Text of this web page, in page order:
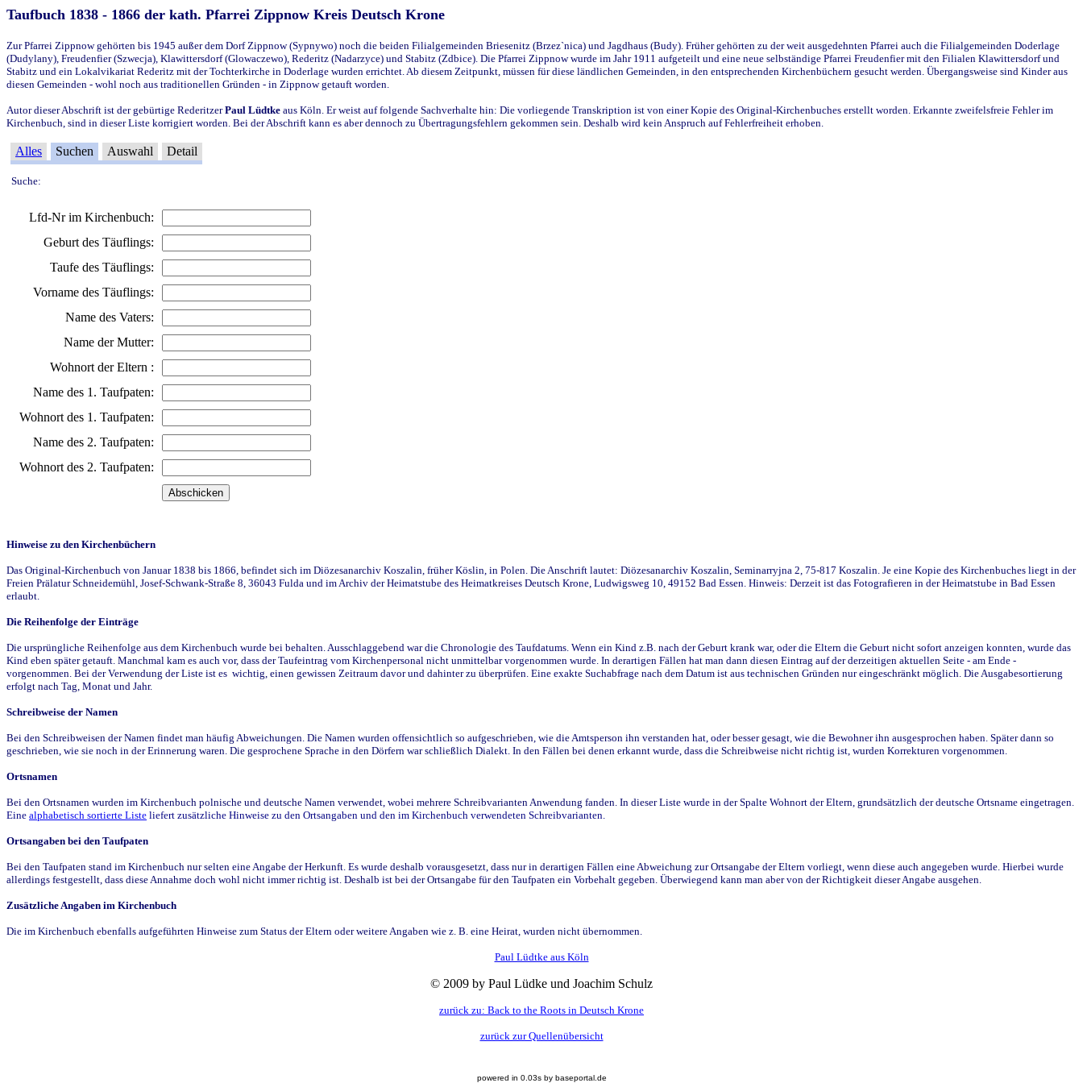
Taufbuch 1838 - 1866 der kath. Pfarrei Zippnow Kreis Deutsch Krone
Zur Pfarrei Zippnow gehörten bis 1945 außer dem Dorf Zippnow (Sypnywo) noch die beiden Filialgemeinden Briesenitz (Brzez`nica) und Jagdhaus (Budy). Früher gehörten zu der weit ausgedehnten Pfarrei auch die Filialgemeinden Doderlage
(Dudylany), Freudenfier (Szwecja), Klawittersdorf (Glowaczewo), Rederitz (Nadarzyce) und Stabitz (Zdbice). Die Pfarrei Zippnow wurde im Jahr 1911 aufgeteilt und eine neue selbständige Pfarrei Freudenfier mit den Filialen Klawittersdorf und
Stabitz und ein Lokalvikariat Rederitz mit der Tochterkirche in Doderlage wurden errichtet. Ab diesem Zeitpunkt, müssen für diese ländlichen Gemeinden, in den entsprechenden Kirchenbüchern gesucht werden. Übergangsweise sind Kinder aus
diesen Gemeinden - wohl noch aus traditionellen Gründen - in Zippnow getauft worden.
Autor dieser Abschrift ist der gebürtige RederitzerPaul Lüdtke aus Köln. Er weist auf folgende Sachverhalte hin: Die vorliegende Transkription ist von einer Kopie des Original-Kirchenbuches erstellt worden. Erkannte zweifelsfreie Fehler im
Kirchenbuch, sind in dieser Liste korrigiert worden. Bei der Abschrift kann es aber dennoch zu Übertragungsfehlern gekommen sein. Deshalb wird kein Anspruch auf Fehlerfreiheit erhoben.
Alles Suchen Auswahl Detail
Suche:
Lfd-Nr im Kirchenbuch:
Geburt des Täuflings:
Taufe des Täuflings:
Vorname des Täuflings:
Name des Vaters:
Name der Mutter:
Wohnort der Eltern :
Name des 1. Taufpaten:
Wohnort des 1. Taufpaten:
Name des 2. Taufpaten:
Wohnort des 2. Taufpaten:
Hinweise zu den Kirchenbüchern
Das Original-Kirchenbuch von Januar 1838 bis 1866, befindet sich im Diözesanarchiv Koszalin, früher Köslin, in Polen. Die Anschrift lautet: Diözesanarchiv Koszalin, Seminarryjna 2, 75-817 Koszalin. Je eine Kopie des Kirchenbuches liegt in der
Freien Prälatur Schneidemühl, Josef-Schwank-Straße 8, 36043 Fulda und im Archiv der Heimatstube des Heimatkreises Deutsch Krone, Ludwigsweg 10, 49152 Bad Essen. Hinweis: Derzeit ist das Fotografieren in der Heimatstube in Bad Essen
erlaubt.
Die Reihenfolge der Einträge
Die ursprüngliche Reihenfolge aus dem Kirchenbuch wurde bei behalten. Ausschlaggebend war die Chronologie des Taufdatums. Wenn ein Kind z.B. nach der Geburt krank war, oder die Eltern die Geburt nicht sofort anzeigen konnten, wurde das
Kind eben später getauft. Manchmal kam es auch vor, dass der Taufeintrag vom Kirchenpersonal nicht unmittelbar vorgenommen wurde. In derartigen Fällen hat man dann diesen Eintrag auf der derzeitigen aktuellen Seite - am Ende -
vorgenommen. Bei der Verwendung der Liste ist es wichtig, einen gewissen Zeitraum davor und dahinter zu überprüfen. Eine exakte Suchabfrage nach dem Datum ist aus technischen Gründen nur eingeschränkt möglich. Die Ausgabesortierung
erfolgt nach Tag, Monat und Jahr.
Schreibweise der Namen
Bei den Schreibweisen der Namen findet man häufig Abweichungen. Die Namen wurden offensichtlich so aufgeschrieben, wie die Amtsperson ihn verstanden hat, oder besser gesagt, wie die Bewohner ihn ausgesprochen haben. Später dann so
geschrieben, wie sie noch in der Erinnerung waren. Die gesprochene Sprache in den Dörfern war schließlich Dialekt. In den Fällen bei denen erkannt wurde, dass die Schreibweise nicht richtig ist, wurden Korrekturen vorgenommen.
Ortsnamen
Bei den Ortsnamen wurden im Kirchenbuch polnische und deutsche Namen verwendet, wobei mehrere Schreibvarianten Anwendung fanden. In dieser Liste wurde in der Spalte Wohnort der Eltern, grundsätzlich der deutsche Ortsname eingetragen.
Eine alphabetisch sortierte Liste liefert zusätzliche Hinweise zu den Ortsangaben und den im Kirchenbuch verwendeten Schreibvarianten.
Ortsangaben bei den Taufpaten
Bei den Taufpaten stand im Kirchenbuch nur selten eine Angabe der Herkunft. Es wurde deshalb vorausgesetzt, dass nur in derartigen Fällen eine Abweichung zur Ortsangabe der Eltern vorliegt, wenn diese auch angegeben wurde. Hierbei wurde
allerdings festgestellt, dass diese Annahme doch wohl nicht immer richtig ist. Deshalb ist bei der Ortsangabe für den Taufpaten ein Vorbehalt gegeben. Überwiegend kann man aber von der Richtigkeit dieser Angabe ausgehen.
Zusätzliche Angaben im Kirchenbuch
Die im Kirchenbuch ebenfalls aufgeführten Hinweise zum Status der Eltern oder weitere Angaben wie z. B. eine Heirat, wurden nicht übernommen.
Paul Lüdtke aus Köln
© 2009 by Paul Lüdke und Joachim Schulz
zurück zu: Back to the Roots in Deutsch Krone
zurück zur Quellenübersicht
powered in 0.03s by baseportal.de